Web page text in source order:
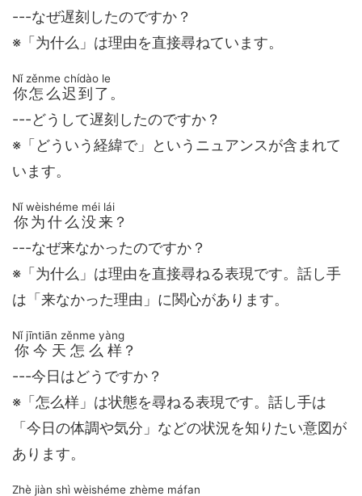
---なぜ遅刻したのですか？
※「为什么」は理由を直接尋ねています。
你怎么迟到了
Nǐ zěnme chídào le
。
---どうして遅刻したのですか？
※「どういう経緯で」というニュアンスが含まれて
います。
你为什么没来
Nǐ wèishéme méi lái
？
---なぜ来なかったのですか？
※「为什么」は理由を直接尋ねる表現です。話し手
は「来なかった理由」に関心があります。
你今天怎么样
Nǐ jīntiān zěnme yàng
？
---今日はどうですか？
※「怎么样」は状態を尋ねる表現です。話し手は
「今日の体調や気分」などの状況を知りたい意図が
あります。
Zhè jiàn shì wèishéme zhème máfan